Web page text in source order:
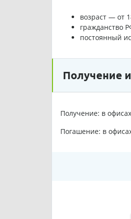
возраст — от
гражданство
постоянный
Получение
Получение: в
Погашение: в